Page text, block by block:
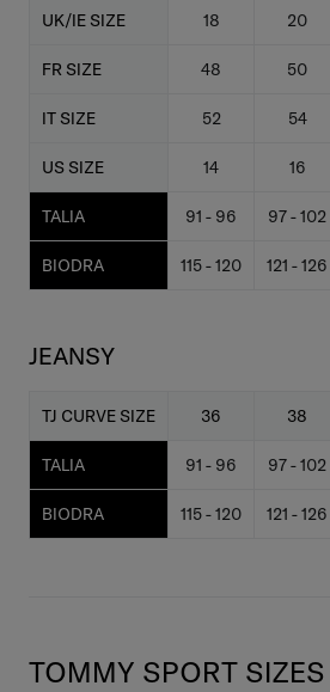
UK/IE SIZE 18 20
FR SIZE 48 50
IT SIZE 52 54
US SIZE 14 16
TALIA 91 - 96 97 - 102
BIODRA 115 - 120 121 - 126
JEANSY
TJ CURVE SIZE 36 38
TALIA 91 - 96 97 - 102
BIODRA 115 - 120 121 - 126
TOMMY SPORT SIZES